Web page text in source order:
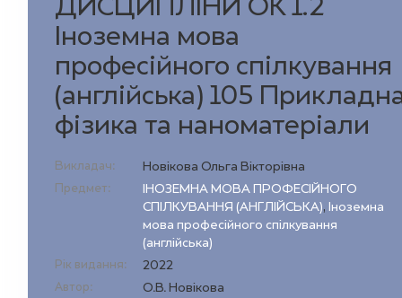
ДИСЦИПЛІНИ ОК 1.2
Іноземна мова
професійного спілкування
(англійська) 105
фізика та наноматеріали
Викладач: Новікова Ольга Вікторівна
Предмет:
ІНОЗЕМНА МОВА ПРОФЕСІЙНОГО
СПІЛКУВАННЯ (АНГЛІЙСЬКА), Іноземна
мова професійного спілкування
(англійська)
Рік видання: 2022
Автор: О.В. Новікова